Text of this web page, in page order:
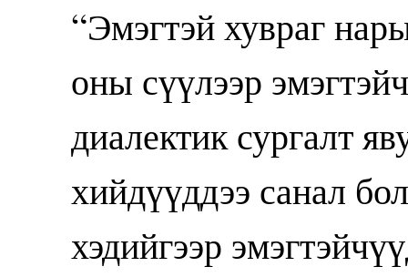
“Эмэгтэй хувраг
оны сүүлээр
диалектик сургалт
хийдүүддээ санал
хэдийгээр